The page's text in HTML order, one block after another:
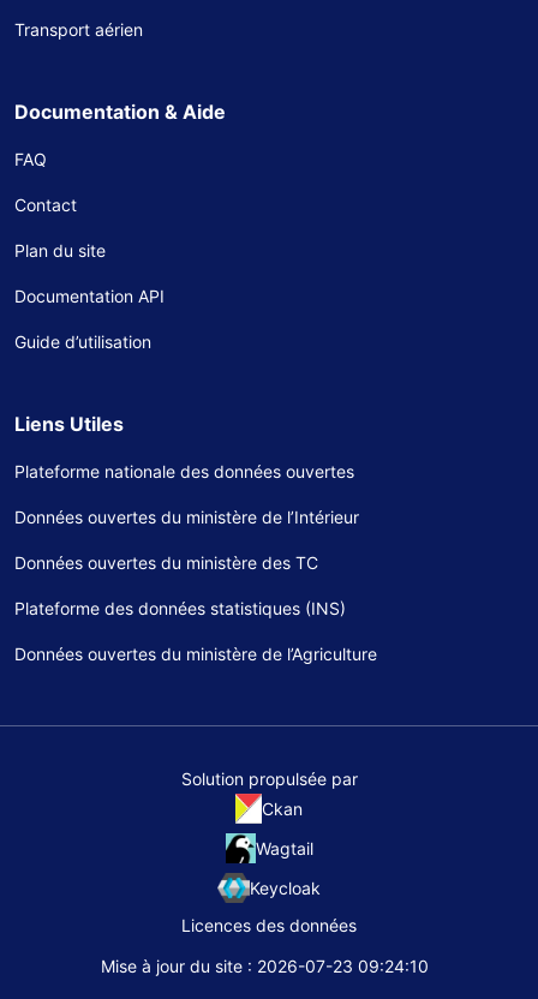
Transport aérien
Documentation & Aide
FAQ
Contact
Plan du site
Documentation API
Guide d’utilisation
Liens Utiles
Plateforme nationale des données ouvertes
Données ouvertes du ministère de l’Intérieur
Données ouvertes du ministère des TC
Plateforme des données statistiques (INS)
Données ouvertes du ministère de l’Agriculture
Solution propulsée par
Ckan
Wagtail
Keycloak
Licences des données
Mise à jour du site : 2026-07-23 09:24:10